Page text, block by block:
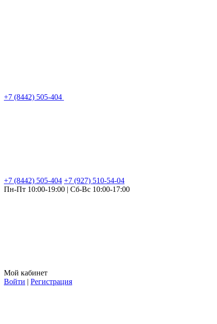
+7 (8442) 505-404
+7 (8442) 505-404 +7 (927) 510-54-04
Пн-Пт 10:00-19:00 | Сб-Вс 10:00-17:00
Мой кабинет
Войти | Регистрация